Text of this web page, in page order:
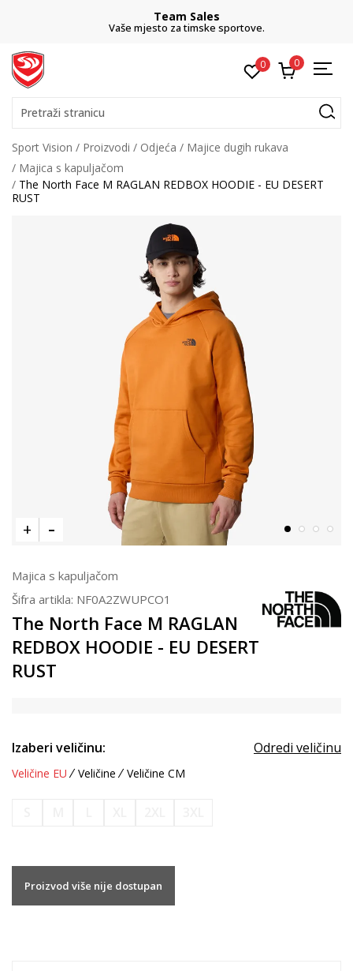
Team Sales
Vaše mjesto za timske sportove.
0 0
Pretraži stranicu
Sport Vision Proizvodi Odjeća
Majice dugih rukava
Majica s kapuljačom
The North Face M RAGLAN REDBOX HOODIE - EU DESERT
RUST
Majica s kapuljačom
Šifra artikla: NF0A2ZWUPCO1
The North Face M RAGLAN
REDBOX HOODIE - EU DESERT
RUST
Izaberi veličinu: Odredi veličinu
Veličine EU Veličine Veličine CM
Proizvod više nije dostupan